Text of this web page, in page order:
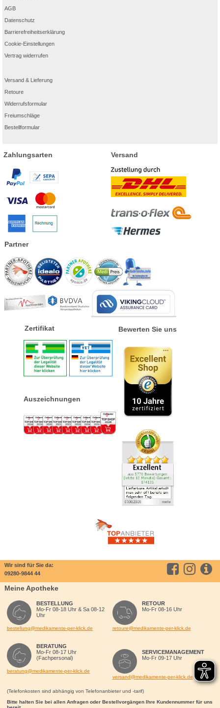
AGB
Datenschutz
Barrierefreiheitserklärung
Cookie-Einstellungen
Vertrag widerrufen
Versand & Lieferung
Retoure
Widerrufsformular
Freiumschläge
Bestellformular
Zahlungsarten Versand
Partner
Zertifikat
Auszeichnungen
Bewerten Sie uns
Wir sind für Sie da:
09280-9844 44
Meine Apotheke
BESTELLUNG
Mo-Fr 08-18 Uhr & Sa 08-12
Uhr
bestellung@medikamente-per-klick.de
BERATUNG
Mo-Fr 08-17 Uhr
(Fachpersonal)
beratung@medikamente-per-klick.de
RETOUR
Mo-Fr 08-16 Uhr
retoure@medikamente-per-klick.de
SERVICEMANAGEMENT
Mo-Fr 09-17 Uhr
versand@medikamente-per-klick.de
(Telefonkosten sind abhängig von Telefonanbieter und -tarif)
Bitte halten Sie bei allen Anfragen oder Bestellvorgängen Ihre Kundennummer für uns